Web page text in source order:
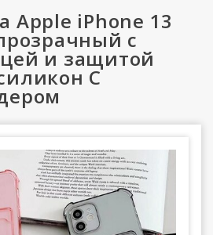
Apple iPhone 13
с
и защитой
С